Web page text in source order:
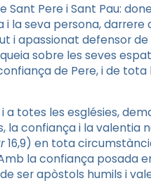
Sant Pere i Sant Pau:
la seva persona, darrere
i apassionat defensor
sobre les seves
de Pere, i de tota
a totes les esglésies,
la confiança i la valentia
16,9) en tota
la confiança posada
ser apòstols humils i